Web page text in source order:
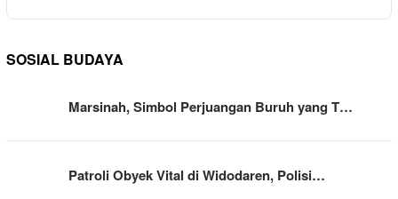
SOSIAL BUDAYA
Marsinah, Simbol Perjuangan Buruh yang T…
Patroli Obyek Vital di Widodaren, Polisi…